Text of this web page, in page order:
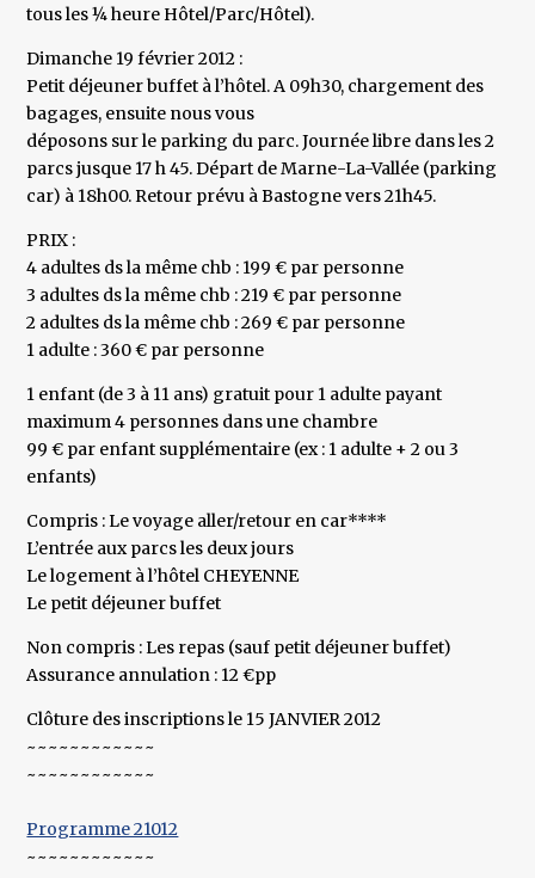
tous les ¼ heure Hôtel/Parc/Hôtel).
Dimanche 19 février 2012 :
Petit déjeuner buffet à l’hôtel. A 09h30, chargement des
bagages, ensuite nous vous
déposons sur le parking du parc. Journée libre dans les 2
parcs jusque 17 h 45. Départ de Marne-La-Vallée (parking
car) à 18h00. Retour prévu à Bastogne vers 21h45.
PRIX :
4 adultes ds la même chb : 199 € par personne
3 adultes ds la même chb : 219 € par personne
2 adultes ds la même chb : 269 € par personne
1 adulte : 360 € par personne
1 enfant (de 3 à 11 ans) gratuit pour 1 adulte payant
maximum 4 personnes dans une chambre
99 € par enfant supplémentaire (ex : 1 adulte + 2 ou 3
enfants)
Compris : Le voyage aller/retour en car****
L’entrée aux parcs les deux jours
Le logement à l’hôtel CHEYENNE
Le petit déjeuner buffet
Non compris : Les repas (sauf petit déjeuner buffet)
Assurance annulation : 12 €pp
Clôture des inscriptions le 15 JANVIER 2012
~~~~~~~~~~~~
~~~~~~~~~~~~
Programme 21012
~~~~~~~~~~~~